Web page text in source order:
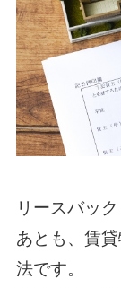
リースバッ
あとも、賃
法です。